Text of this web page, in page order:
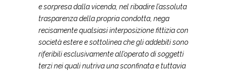
e sorpresa dalla vicenda, nel ribadire l’assoluta
trasparenza della propria condotta, nega
recisamente qualsiasi interposizione fittizia con
società estere e sottolinea che gli addebiti sono
riferibili esclusivamente all’operato di soggetti
terzi nei quali nutriva una sconfinata e tuttavia